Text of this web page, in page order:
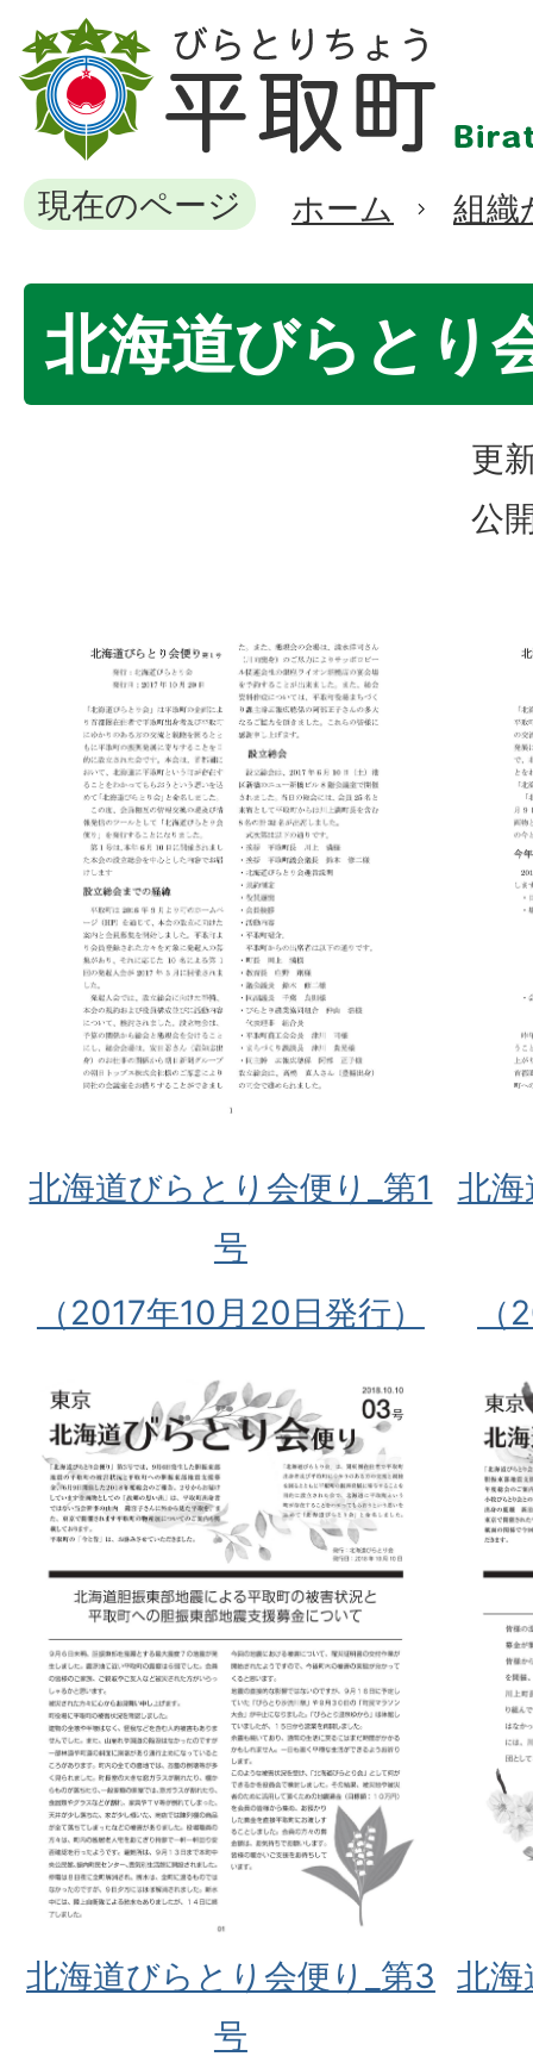
現在のページ ホーム 組織
北海道びらとり
更
公
北海道びらとり会便り_第1
号
（2017年10月20日発行）
北
北海道びらとり会便り_第3
号
北